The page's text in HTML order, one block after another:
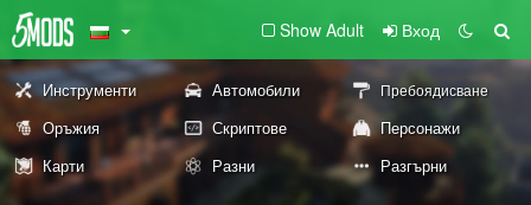
Show Adult Вход
Инструменти Автомобили Пребоядисване
Оръжия Скриптове
Персонажи
Карти
Разни Разгърни